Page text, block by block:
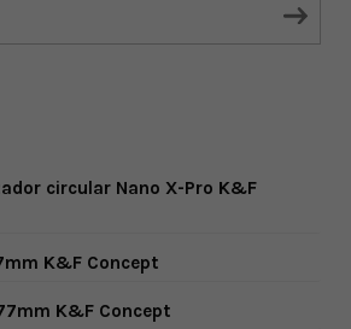
circular Nano X-Pro K&F
K&F Concept
K&F Concept